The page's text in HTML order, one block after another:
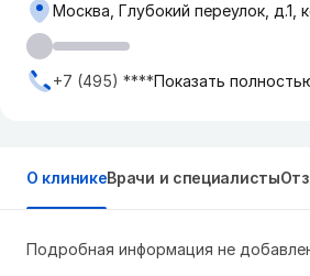
Москва, ​Глубокий переулок, д.1,
+7 (495) ****Показать
О клиникеВрачи и специалисты
Подробная информация не